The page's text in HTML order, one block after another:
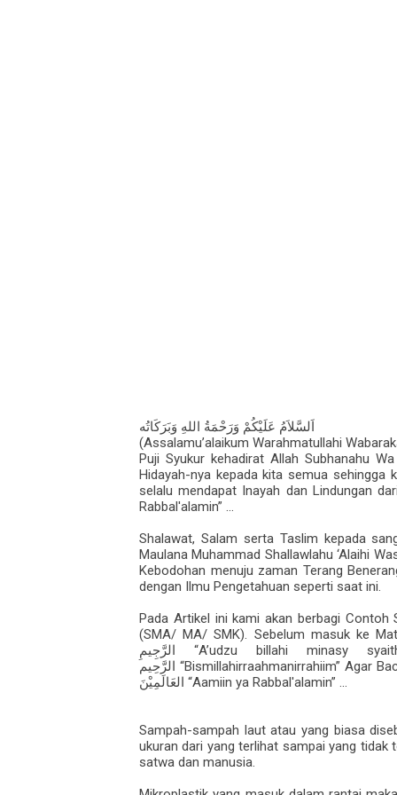
اَلسَّلاَمُ عَلَيْكُمْ وَرَحْمَةُ اللهِ وَبَرَكَاتُه
(Assalamu’alaikum Warahmatullahi
Puji Syukur kehadirat Allah Subhanahu
Hidayah-nya kepada kita semua
selalu mendapat Inayah dan Lindungan
Rabbal'alamin” ...
Shalawat, Salam serta Taslim kepada
Maulana Muhammad Shallawlahu ‘Alaihi
Kebodohan menuju zaman Terang
dengan Ilmu Pengetahuan seperti saat ini.
Pada Artikel ini kami akan berbagi
(SMA/ MA/ SMK). Sebelum masuk ke
الرَّجِيمِ “A’udzu billahi minasy
الرَّحِيم “Bismillahirraahmanirrahiim” Agar
العَالَمِيْنَ “Aamiin ya Rabbal'alamin” ...
Sampah-sampah laut atau yang biasa
ukuran dari yang terlihat sampai yang tidak
satwa dan manusia.